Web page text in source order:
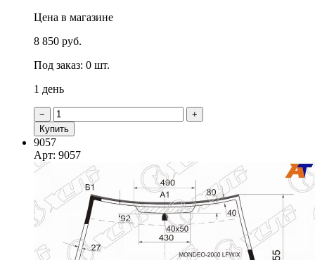
Цена в магазине
8 850 руб.
Под заказ: 0 шт.
1 день
−
+
Купить
9057
Арт: 9057